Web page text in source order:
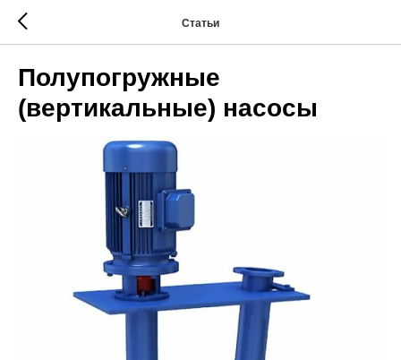
Статьи
Полупогружные
(вертикальные) насосы